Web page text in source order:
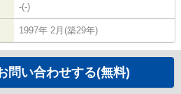
-(-)
1997年 2月(築29年)
問い合わせする(無料)